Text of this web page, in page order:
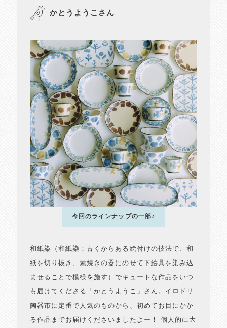
かとうようこさん
今回のラインナップの一部♪
和紙染（和紙染：古くからある絵付けの技法で、和
紙を切り抜き、素焼きの器にのせて下絵具を染み込
ませることで模様を施す）でキュートな作品をいつ
も届けてくださる「かとうようこ」さん。イロドリ
陶器市に定番で人気のものから、初めてお目にかか
る作品までお届けくださいましたよー！ 個人的に大